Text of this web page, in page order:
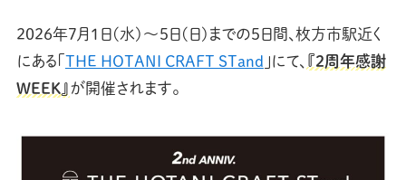
2026年7月1日(水)〜5日(日)までの5日間、枚方市駅近く
にある「 THE HOTANI CRAFT STand 」にて、 『2周年感謝
WEEK』が開催されます。